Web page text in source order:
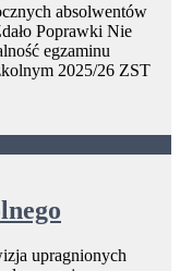
absolwentów
Poprawki Nie
egzaminu
2025/26 ZST
upragnionych